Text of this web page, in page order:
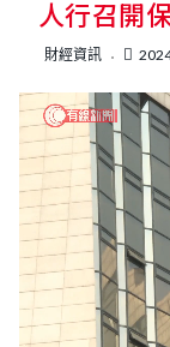
人行召開
財經資訊